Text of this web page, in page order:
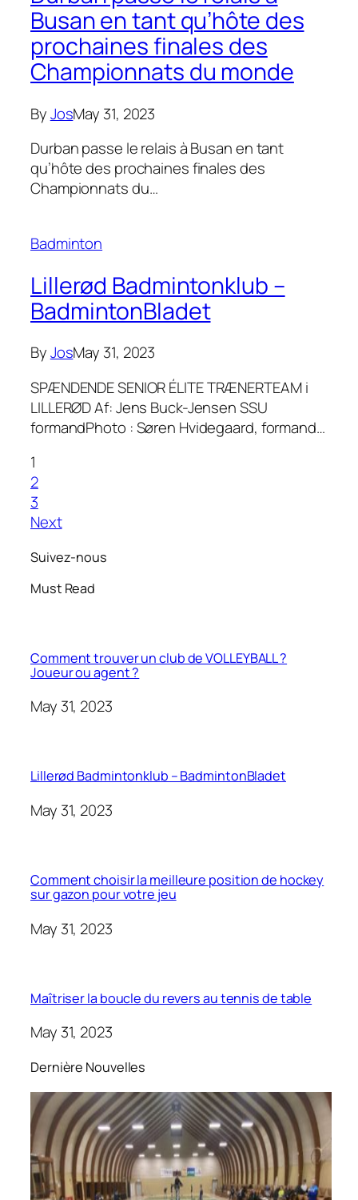
Busan en tant qu’hôte des
prochaines finales des
Championnats du monde
ByJosMay 31, 2023
Durban passe le relais à Busan en tant
qu’hôte des prochaines finales des
Championnats du…
Badminton
Lillerød Badmintonklub –
BadmintonBladet
ByJosMay 31, 2023
SPÆNDENDE SENIOR ÉLITE TRÆNERTEAM i
LILLERØD Af: Jens Buck-Jensen SSU
formandPhoto : Søren Hvidegaard, formand…
1
2
3
Next
Suivez-nous
Must Read
Comment trouver un club de VOLLEYBALL ?
Joueur ou agent ?
May 31, 2023
Lillerød Badmintonklub – BadmintonBladet
May 31, 2023
Comment choisir la meilleure position de hockey
sur gazon pour votre jeu
May 31, 2023
Maîtriser la boucle du revers au tennis de table
May 31, 2023
Dernière Nouvelles